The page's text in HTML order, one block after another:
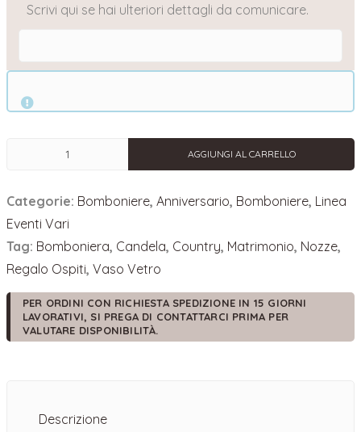
Scrivi qui se hai ulteriori dettagli da comunicare.
Anniversario
quantità
AGGIUNGI AL CARRELLO
Categorie: Bomboniere, Anniversario, Bomboniere, Linea
Eventi Vari
Tag: Bomboniera, Candela, Country, Matrimonio, Nozze,
Regalo Ospiti, Vaso Vetro
PER ORDINI CON RICHIESTA SPEDIZIONE IN 15 GIORNI
LAVORATIVI, SI PREGA DI CONTATTARCI PRIMA PER
VALUTARE DISPONIBILITÀ.
Descrizione